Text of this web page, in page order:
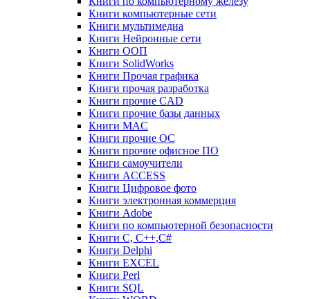
Книги компьютерные сети
Книги мультимедиа
Книги Нейронные сети
Книги ООП
Книги SolidWorks
Книги Прочая графика
Книги прочая разработка
Книги прочие CAD
Книги прочие базы данных
Книги MAC
Книги прочие ОС
Книги прочие офисное ПО
Книги самоучители
Книги ACCESS
Книги Цифровое фото
Книги электронная коммерция
Книги Adobe
Книги по компьютерной безопасности
Книги C, C++,С#
Книги Delphi
Книги EXCEL
Книги Perl
Книги SQL